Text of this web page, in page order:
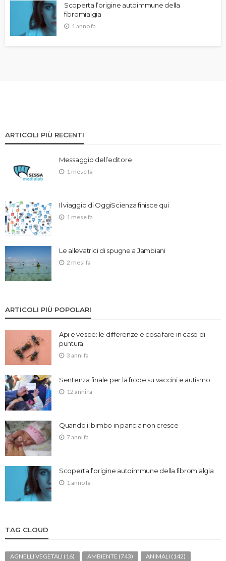
Scoperta l’origine autoimmune della
fibromialgia
1 anno fa
ARTICOLI PIÙ RECENTI
Messaggio dell’editore
1 mese fa
Il viaggio di OggiScienza finisce qui
1 mese fa
Le allevatrici di spugne a Jambiani
2 mesi fa
ARTICOLI PIÙ POPOLARI
Api e vespe: le differenze e cosa fare in caso di
puntura
3 anni fa
Sentenza finale per la frode su vaccini e autismo
12 anni fa
Quando il bimbo in pancia non cresce
7 anni fa
Scoperta l’origine autoimmune della fibromialgia
1 anno fa
TAG CLOUD
AGNELLI VEGETALI (16) AMBIENTE (743) ANIMALI (142)